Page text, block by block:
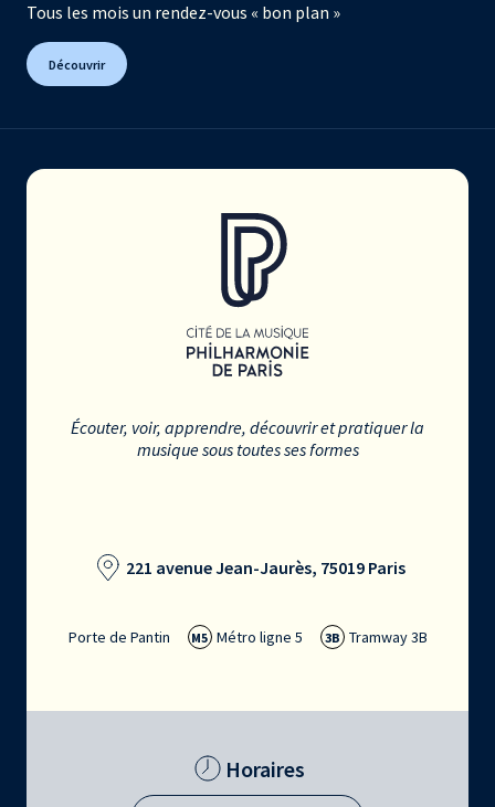
Tous les mois un rendez-vous « bon plan »
Découvrir
Écouter, voir, apprendre, découvrir et pratiquer la
musique sous toutes ses formes
221 avenue Jean-Jaurès, 75019 Paris
Porte de Pantin M5 Métro ligne 5 3B Tramway 3B
Horaires